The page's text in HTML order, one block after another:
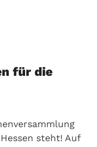
für die
steht! Auf